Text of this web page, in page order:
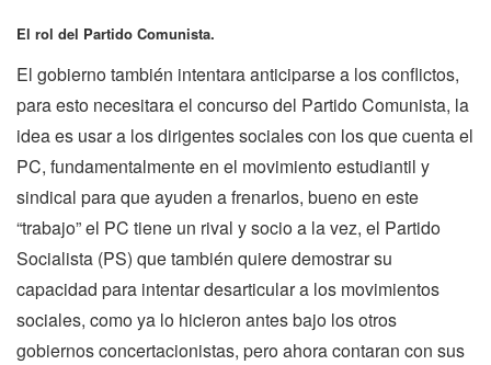
El rol del Partido Comunista.
El gobierno también intentara anticiparse a los conflictos,
para esto necesitara el concurso del Partido Comunista, la
idea es usar a los dirigentes sociales con los que cuenta el
PC, fundamentalmente en el movimiento estudiantil y
sindical para que ayuden a frenarlos, bueno en este
“trabajo” el PC tiene un rival y socio a la vez, el Partido
Socialista (PS) que también quiere demostrar su
capacidad para intentar desarticular a los movimientos
sociales, como ya lo hicieron antes bajo los otros
gobiernos concertacionistas, pero ahora contaran con sus